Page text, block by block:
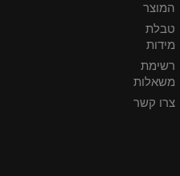
המוצר
טבלת
מידות
רשימת
משאלות
צרו קשר